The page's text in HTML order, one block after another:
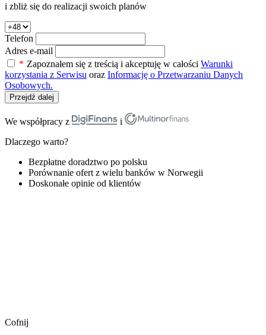
i zbliż się do realizacji swoich planów
Telefon
Adres e-mail
* Zapoznałem się z treścią i akceptuję w całości Warunki
korzystania z Serwisu oraz Informację o Przetwarzaniu Danych
Osobowych.
Przejdź dalej
We współpracy z
i
Dlaczego warto?
Bezpłatne doradztwo po polsku
Porównanie ofert z wielu banków w Norwegii
Doskonałe opinie od klientów
Cofnij